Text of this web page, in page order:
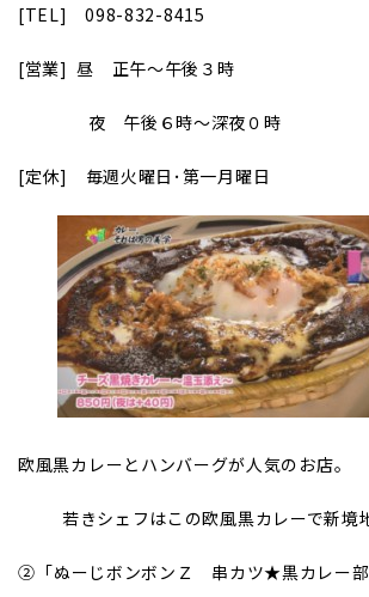
[TEL] 098-832-8415
[営業] 昼 正午～午後３時
夜 午後６時～深夜０時
[定休] 毎週火曜日･第一月曜日
欧風黒カレーとハンバーグが人気のお店。
若きシェフはこの欧風黒カレーで新境地
② ｢ぬーじボンボンＺ 串カツ★黒カレー